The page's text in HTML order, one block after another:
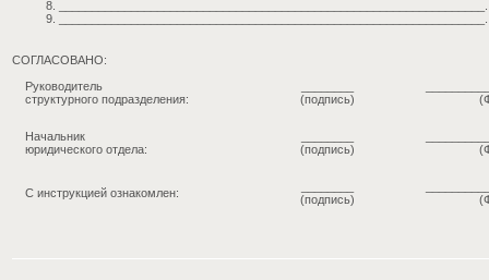
СОГЛАСОВАНО:
Руководитель
структурного подразделения:
(подпись)
Начальник
юридического отдела:
(подпись)
С инструкцией ознакомлен:
(подпись)